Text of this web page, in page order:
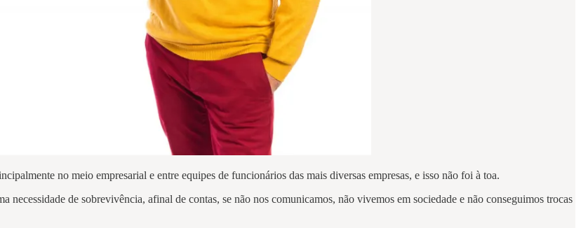
no meio empresarial e entre equipes de funcionários das mais diversas empresas, e isso não foi à toa.
de sobrevivência, afinal de contas, se não nos comunicamos, não vivemos em sociedade e não conseguimos trocas